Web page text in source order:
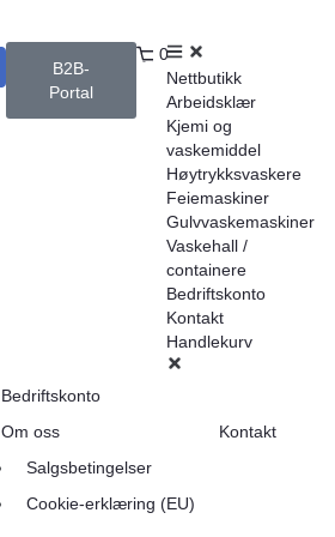
B2B-
Portal
0
Nettbutikk
Arbeidsklær
Kjemi og
vaskemiddel
Høytrykksvaskere
Feiemaskiner
Gulvvaskemaskiner
Vaskehall /
containere
Bedriftskonto
Kontakt
Handlekurv
Bedriftskonto
Om oss
Salgsbetingelser
Cookie-erklæring (EU)
Kontakt